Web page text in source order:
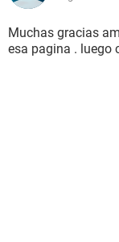
Muchas gracias
esa pagina . luego